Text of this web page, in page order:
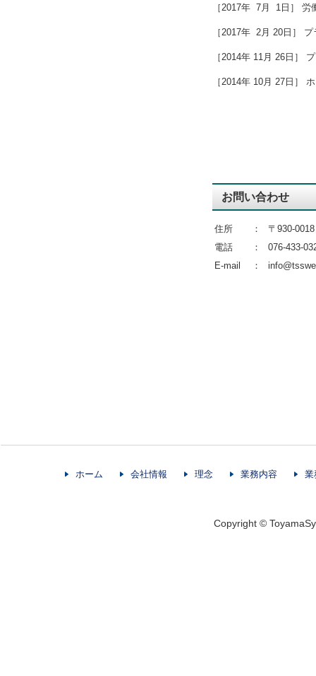
［2017年 7月 1日］ 労
［2017年 2月 20日］
［2014年 11月 26日］
［2014年 10月 27日］
お問い合わせ
住所 ：
〒930-
電話
：
076-433-
E-mail
：
ホーム 会社情報 理念 業務内容 業
Copyright ©